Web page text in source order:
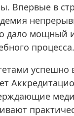
Впервые в
дало мощный
процесса.